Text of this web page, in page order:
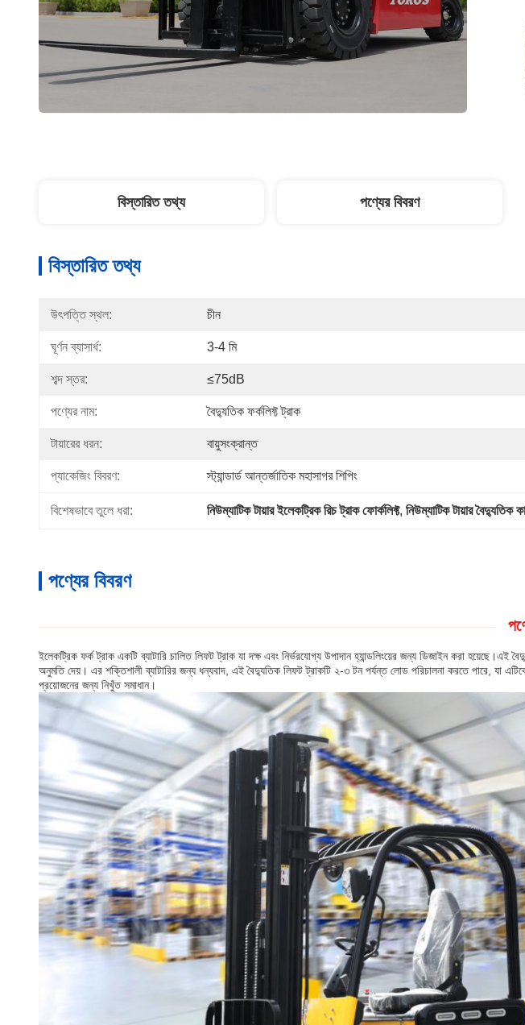
বিস্তারিত তথ্য পণ্যের বিবরণ
বিস্তারিত তথ্য
উৎপত্তি স্থল: চীন
ঘূর্ণন ব্যাসার্ধ: 3-4 মি
শব্দ স্তর: ≤75dB
পণ্যের নাম: বৈদ্যুতিক ফর্কলিফ্ট ট্রাক
টায়ারের ধরন: বায়ুসংক্রান্ত
প্যাকেজিং বিবরণ: স্ট্যান্ডার্ড আন্তর্জাতিক মহাসাগর শিপিং
বিশেষভাবে তুলে ধরা: নিউম্যাটিক টায়ার ইলেকট্রিক রিচ ট্রাক ফোর্কলিফ্ট, নিউম্যাটিক টায়ার বৈদ্যুতিক
পণ্যের বিবরণ
ইলেকট্রিক ফর্ক ট্রাক একটি ব্যাটারি চালিত লিফট ট্রাক যা দক্ষ এবং নির্ভরযোগ্য উপাদান হ্যান্ডলিংয়ের জন্য ডিজাইন করা
অনুমতি দেয়। এর শক্তিশালী ব্যাটারির জন্য ধন্যবাদ, এই বৈদ্যুতিক লিফট ট্রাকটি ২-৩ টন পর্যন্ত লোড পরিচালনা করতে পারে, যা
প্রয়োজনের জন্য নিখুঁত সমাধান।